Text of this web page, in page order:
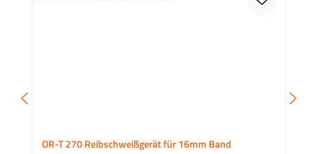
OR-T 270 Reibschweißgerät für 16mm Band